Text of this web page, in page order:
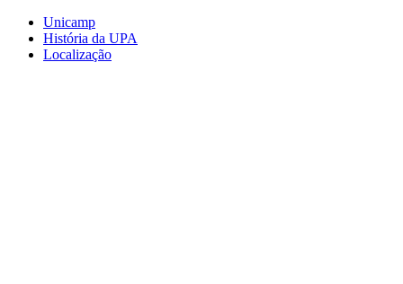
Conteúdo principal
Unicamp
História da UPA
Localização